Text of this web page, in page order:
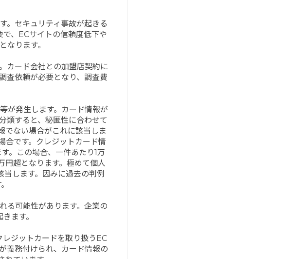
。セキュリティ事故が起きる
、ECサイトの信頼度低下や
ります。
カード会社との加盟店契約に
査依頼が必要となり、調査費
が発生します。カード情報が
類すると、秘匿性に合わせて
でない場合がこれに該当しま
合です。クレジットカード情
。この場合、一件あたり1万
円超となります。極めて個人
します。因みに過去の判例
る可能性があります。企業の
ます。
ジットカードを取り扱うEC
義務付けられ、カード情報の